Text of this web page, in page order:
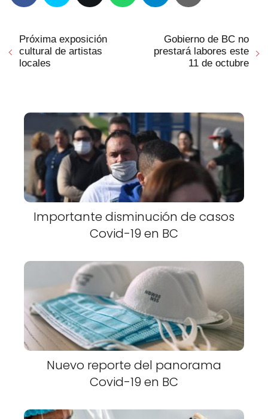
Próxima exposición
cultural de artistas
locales
Gobierno de BC no
prestará labores este
11 de octubre
Importante disminución de casos
Covid-19 en BC
Nuevo reporte del panorama
Covid-19 en BC